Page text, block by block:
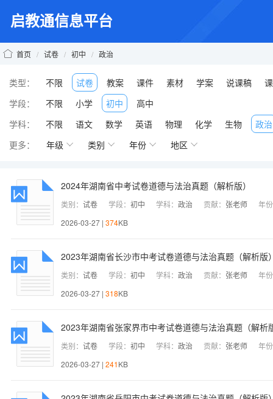
启教通信息平台
首页 / 试卷 / 初中 / 政治
类型： 不限 试卷 教案 课件 素材 学案 说课稿
学段：
不限 小学 初中
高中
学科：
不限 语文 数学 英语 物理 化学 生物
政治
更多：
年级 类别 年份 地区
2024年湖南省中考试卷道德与法治真题（解析版）
类别： 试卷 学段： 初中 学科： 政治 贡献： 张老师
年
2026-03-27 | 374KB
2023年湖南省长沙市中考试卷道德与法治真题（解析版
类别： 试卷 学段： 初中 学科： 政治 贡献： 张老师
年
2026-03-27 | 318KB
2023年湖南省张家界市中考试卷道德与法治真题（解析
类别： 试卷 学段： 初中 学科： 政治 贡献： 张老师
年
2026-03-27 | 241KB